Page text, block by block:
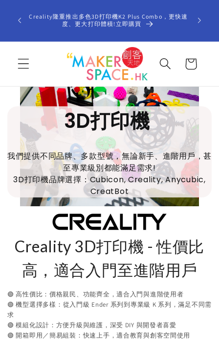
content
Creality隆重推出多色3D打印機K2 Plus Combo，更快速
度、更大打印體積!立即購買
types of
and
Cart
3D打印機
我們提供不同品牌、多款型號，無論新手、進階用戶，甚
至專業級別都能滿足需求!
3D打印機品牌選擇：Cubicon, Creality, Anycubic,
CreatBot
Creality 3D打印機 - 性價比
高，適合入門至進階用戶
🟢 高性價比：價格親民、功能齊全，適合入門與進階使用者
🟢 機型選擇多樣：從入門級 Ender 系列到專業級 K 系列，滿足不同需
求
🟢 模組化設計：方便升級與維護，深受 DIY 與開發者喜愛
🟢 開箱即用／簡易組裝：快速上手，適合教育與創客空間使用